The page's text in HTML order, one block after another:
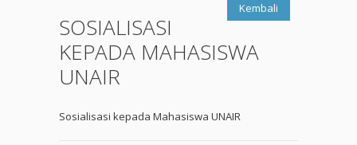
Kembali
SOSIALISASI
KEPADA MAHASISWA
UNAIR
Sosialisasi kepada Mahasiswa UNAIR